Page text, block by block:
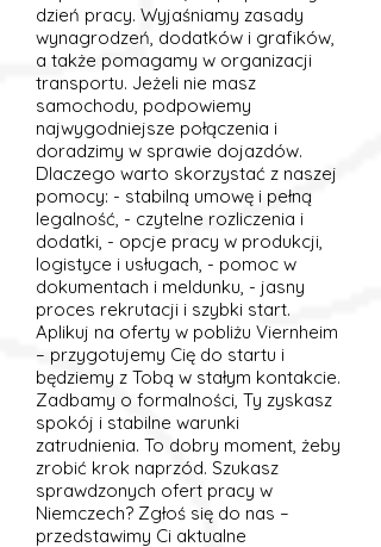
dzień pracy. Wyjaśniamy zasady
wynagrodzeń, dodatków i grafików,
a także pomagamy w organizacji
transportu. Jeżeli nie masz
samochodu, podpowiemy
najwygodniejsze połączenia i
doradzimy w sprawie dojazdów.
Dlaczego warto skorzystać z naszej
pomocy: - stabilną umowę i pełną
legalność, - czytelne rozliczenia i
dodatki, - opcje pracy w produkcji,
logistyce i usługach, - pomoc w
dokumentach i meldunku, - jasny
proces rekrutacji i szybki start.
Aplikuj na oferty w pobliżu Viernheim
– przygotujemy Cię do startu i
będziemy z Tobą w stałym kontakcie.
Zadbamy o formalności, Ty zyskasz
spokój i stabilne warunki
zatrudnienia. To dobry moment, żeby
zrobić krok naprzód. Szukasz
sprawdzonych ofert pracy w
Niemczech? Zgłoś się do nas –
przedstawimy Ci aktualne